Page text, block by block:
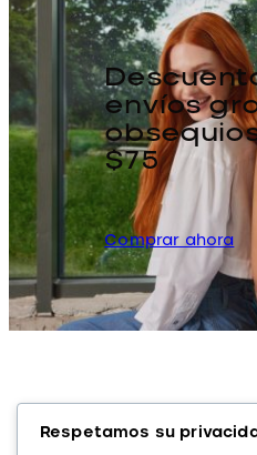
envíos
$75
Comprar ahora
Respetamos su